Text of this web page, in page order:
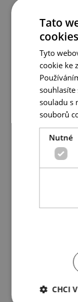
Tato
Tyto
cookie ke
souhlasíte
souladu s
souborů
Nutné
CHCI